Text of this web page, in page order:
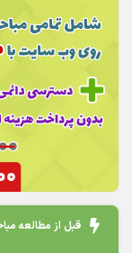
قبل از مطالعه